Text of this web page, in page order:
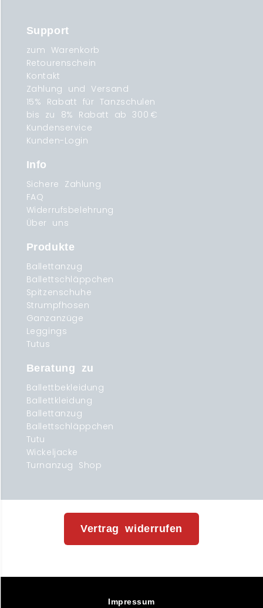
Support
zum Warenkorb
Retourenschein
Kontakt
Zahlung und Versand
15% Rabatt für Tanzschulen
bis zu 8% Rabatt ab 300 €
Kundenservice
Kunden-Login
Info
Sichere Zahlung
FAQ
Widerrufsbelehrung
Über uns
Produkte
Ballettanzug
Ballettschläppchen
Spitzenschuhe
Strumpfhosen
Ganzanzüge
Leggings
Tutus
Beratung zu
Ballettbekleidung
Ballettkleidung
Ballettanzug
Ballettschläppchen
Tutu
Wickeljacke
Turnanzug Shop
Vertrag widerrufen
Impressum